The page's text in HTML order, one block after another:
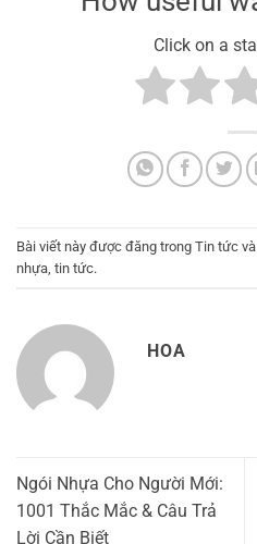
Click on a
Bài viết này được đăng trong Tin tức
nhựa tin tức.
HOA
Ngói Nhựa Cho Người Mới:
1001 Thắc Mắc & Câu Trả
Lời Cần Biết